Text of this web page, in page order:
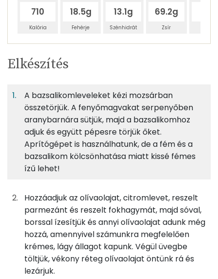
710
Kalória
18.5g
Fehérje
13.1g
Szénhidrát
69.2g
Zsír
Egy
adagban
11%
Fehérje
8%
Szénhidrát
40%
Zsír
50g bazsalikom
12 kcal
70gfenyőmag
471 kcal
16g olívaolaj
141 kcal
3g fokhagyma
4 kcal
16gcitromlé
4 kcal
0gsó
TÁPANYAGTARTALOM
Egy
adagban
1
adagban
100
grammban
11%
Fehérje
8%
Szénhidrát
40%
Zsír
Víz
TOP ásványi anyagok
Kálcium
Nátrium
Magnézium
Mangán
Elkészítés
A bazsalikomleveleket kézi mozsárban
összetörjük. A fenyőmagvakat serpenyőben
aranybarnára sütjük, majd a bazsalikomhoz
adjuk és együtt pépesre törjük őket.
Aprítógépet is használhatunk, de a fém és a
bazsalikom kölcsönhatása miatt kissé fémes
ízű lehet!
Hozzáadjuk az olívaolajat, citromlevet, reszelt
parmezánt és reszelt fokhagymát, majd sóval,
borssal ízesítjük és annyi olívaolajat adunk még
hozzá, amennyivel számunkra megfelelően
krémes, lágy állagot kapunk. Végül üvegbe
töltjük, vékony réteg olívaolajat öntünk rá és
lezárjuk.